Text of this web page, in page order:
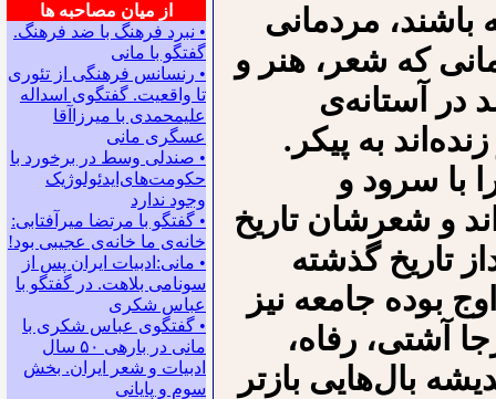
از میان مصاحبه ها
• نبرد فرهنگ با ضد فرهنگ.
گفتگو با ﻣﺎﻧﻰ
• رنسانس فرهنگی ‌از تئوری
‌تا واقعیت. گفتگوی اسداله
علیمحمدی با میرزاآقا
عسگری ‌مانی
• صندلی وسط در برخورد با
حکومت‌های‌ایدئولوژیک
وجود ندارد
• گفتگو با مرتضا میرآفتابی:
ﺧﺎﻧﻪﻯ ﻣﺎ ﺧﺎﻧﻪﻯ ﻋﺠﻴﺒﻰ ﺑﻮﺩ!
• مانی:ادبیات ایران پس از
سونامی بلاهت. در گفتگو با
عباس شکری
• گفتگوی عباس شکری با
مانی در باره‍ی ۵۰ سال
ادبیات و شعر ایران. بخش
سوم و پایانی
مردمانی
که شعر، هنر و
در آستانه‌ی
به پیکر.
با سرود و
و شعرشان تاریخ
تاریخ گذشته
بوده جامعه نیز
آشتی، رفاه،
بال‌هایی بازتر